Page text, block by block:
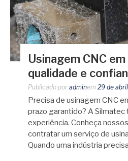
Usinagem CNC
qualidade e
Publicado por adminem 29 de
Precisa de usinagem CNC
prazo garantido? A Silmatec
experiência. Conheça
contratar um serviço de
Quando uma indústria